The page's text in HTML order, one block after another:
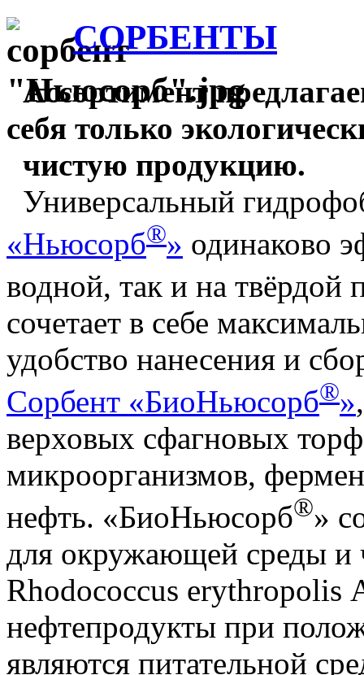
СОРБЕНТЫ
Ассортимент
себя только
чистую продукцию.
Универсальный
«Ньюсорб®» одинаково
водной, так и на
сочетает в себе
удобство нанесения и
Сорбент «БиоНьюсорб®»
верховых сфагновых
микроорганизмов,
нефть. «БиоНьюсорб®»
для окружающей среды и
Rhodococcus erythropolis
нефтепродукты при
являются питательной